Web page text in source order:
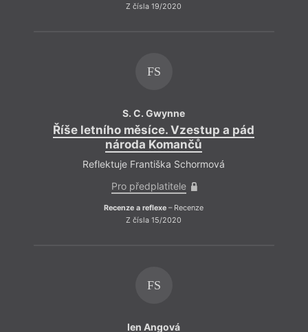
Z čísla 19/2020
FS
S. C. Gwynne
Říše letního měsíce. Vzestup a pád
národa Komančů
Reflektuje Františka Schormová
Pro předplatitele
Recenze a reflexe – Recenze
Z čísla 15/2020
FS
Ien Angová